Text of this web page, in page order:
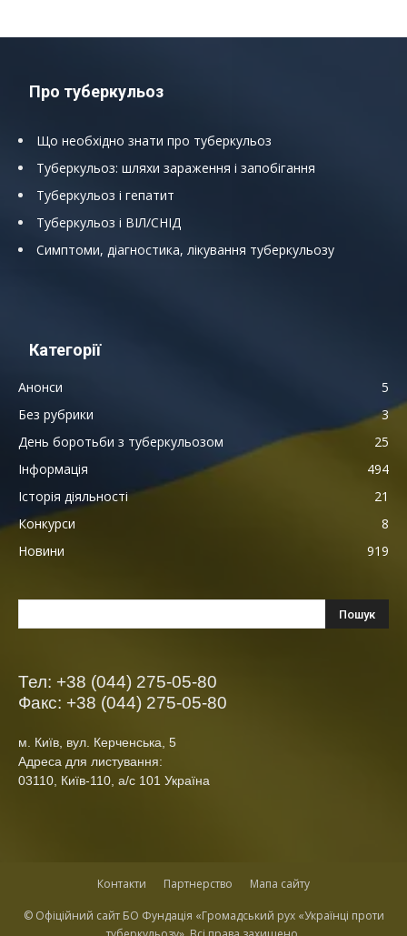
Про туберкульоз
Що необхідно знати про туберкульоз
Туберкульоз: шляхи зараження і запобігання
Туберкульоз і гепатит
Туберкульоз і ВІЛ/СНІД
Симптоми, діагностика, лікування туберкульозу
Категорії
Анонси
5
Без рубрики
3
День боротьби з туберкульозом
25
Інформація
494
Історія діяльності
21
Конкурси
8
Новини
919
Тел: +38 (044) 275-05-80
Факс: +38 (044) 275-05-80
м. Київ, вул. Керченська, 5
Адреса для листування:
03110, Київ-110, а/с 101 Україна
Контакти Партнерство Мапа сайту
© Офіційний сайт БО Фундація «Громадський рух «Українці проти